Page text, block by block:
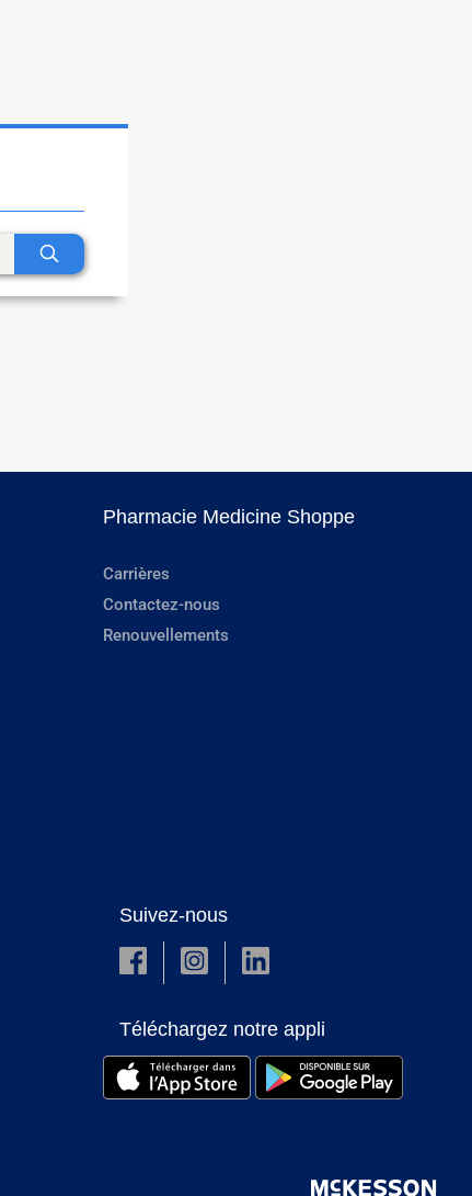
Pharmacie Medicine Shoppe
Carrières
Contactez-nous
Renouvellements
Suivez-nous
Téléchargez notre appli